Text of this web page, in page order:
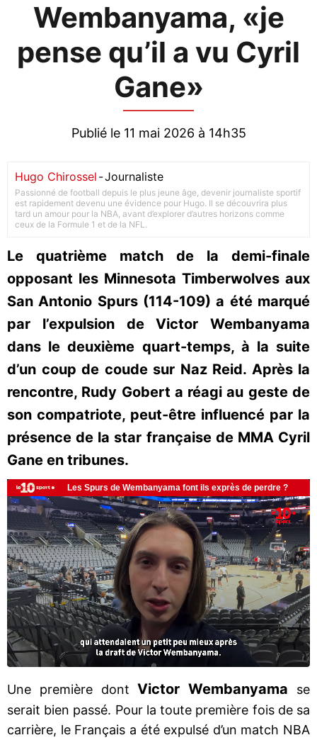
Wembanyama, «je
pense qu’il a vu Cyril
Gane»
Publié le 11 mai 2026 à 14h35
Hugo Chirossel -Journaliste
Passionné de football depuis le plus jeune âge, devenir journaliste sportif
est rapidement devenu une évidence pour Hugo. Il se découvrira plus
tard un amour pour la NBA, avant d’explorer d’autres horizons comme
ceux de la Formule 1 et de la NFL.
Le quatrième match de la demi-finale
opposant les Minnesota Timberwolves aux
San Antonio Spurs (114-109) a été marqué
par l’expulsion de Victor Wembanyama
dans le deuxième quart-temps, à la suite
d’un coup de coude sur Naz Reid. Après la
rencontre, Rudy Gobert a réagi au geste de
son compatriote, peut-être influencé par la
présence de la star française de MMA Cyril
Gane en tribunes.
Une première dontVictor Wembanyama se
serait bien passé. Pour la toute première fois de sa
carrière, le Français a été expulsé d’un match NBA